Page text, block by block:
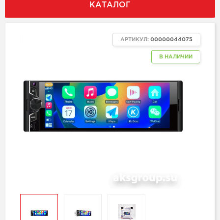
КАТАЛОГ
В НАЛИЧИИ
АРТИКУЛ: 00000044075